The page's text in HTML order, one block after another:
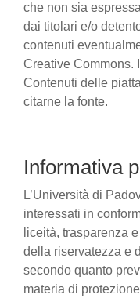
che non sia
dai titolari e/o
contenuti
Creative Commons.
Contenuti delle
citarne la fonte.
Informativa
L’Università di
interessati in
liceità, trasparenza
della riservatezza e
secondo quanto
materia di